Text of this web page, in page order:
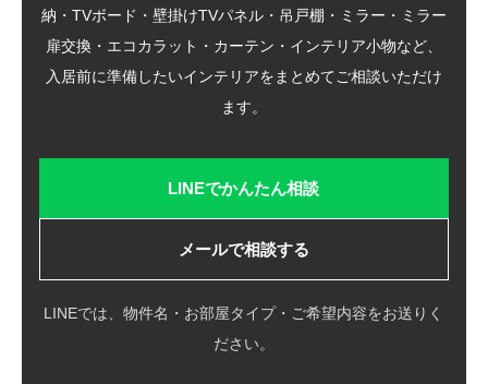
納・TVボード・壁掛けTVパネル・吊戸棚・ミラー・ミラー
扉交換・エコカラット・カーテン・インテリア小物など、
入居前に準備したいインテリアをまとめてご相談いただけ
ます。
LINEでかんたん相談
メールで相談する
LINEでは、物件名・お部屋タイプ・ご希望内容をお送りく
ださい。